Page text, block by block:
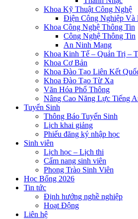
Khoa Kỹ Thuật Công Nghệ
Điện Công Nghiệp Và
Khoa Công Nghệ Thông Tin
Công Nghệ Thông Tin
An Ninh Mạng
Khoa Kinh Tế – Quản Trị –
Khoa Cơ Bản
Khoa Đào Tạo Liên Kết
Khoa Đào Tạo Từ Xa
Văn Hóa Phổ Thông
Nâng Cao Năng Lực Tiếng
Tuyển Sinh
Thông Báo Tuyển Sinh
Lịch khai giảng
Phiếu đăng ký nhập học
Sinh viên
Lịch học – Lịch thi
Cẩm nang sinh viên
Phong Trào Sinh Viên
Học Bổng 2026
Tin tức
Định hướng nghề nghiệp
Hoạt Động
Liên hệ